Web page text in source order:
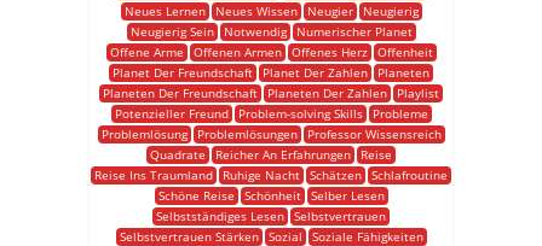
Neues Lernen
Neues Wissen Neugier
Neugierig
Neugierig Sein
Notwendig
Numerischer Planet
Offene Arme
Offenen Armen Offenes Herz
Offenheit
Planet Der Freundschaft
Planet Der Zahlen
Planeten
Planeten Der Freundschaft
Planeten Der Zahlen
Playlist
Potenzieller Freund
Problem-solving Skills
Probleme
Problemlösung
Problemlösungen
Professor Wissensreich
Quadrate
Reicher An Erfahrungen
Reise
Reise Ins Traumland
Ruhige Nacht Schätzen Schlafroutine
Schöne Reise
Schönheit
Selber Lesen
Selbstständiges Lesen Selbstvertrauen
Selbstvertrauen Stärken
Sozial
Soziale Fähigkeiten